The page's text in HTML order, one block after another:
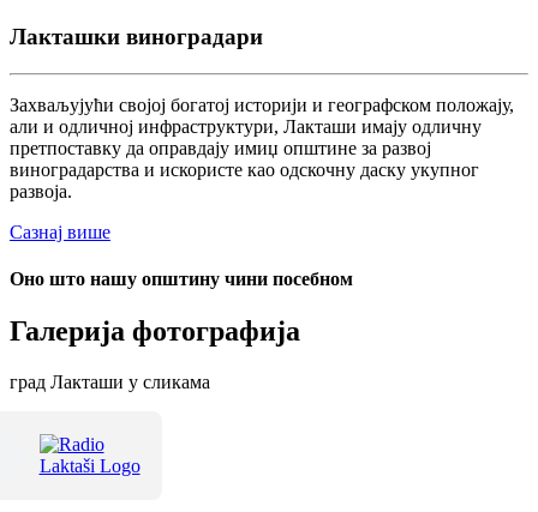
Лакташки виноградари
Захваљујући својој богатој историји и географском положају,
али и одличној инфраструктури, Лакташи имају одличну
претпоставку да оправдају имиџ општине за развој
виноградарства и искористе као одскочну даску укупног
развоја.
Сазнај више
Оно што нашу општину чини посебном
Галерија фотографија
град Лакташи у сликама
Терме Лакташи